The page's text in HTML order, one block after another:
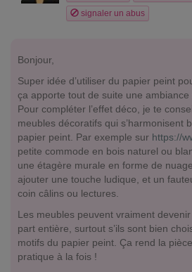
signaler un abus
Bonjour,
Super idée d’utiliser du papier peint
ça apporte tout de suite une ambiance
Pour compléter l’effet déco, je te
meubles décoratifs qui s’harmonisent
papier peint. Par exemple sur https://
petite commode en bois naturel ou
une étagère murale en forme de
ajouter une touche ludique, et un
coin câlins ou lectures.
Les meubles peuvent vraiment
part entière, surtout s’ils sont bien
motifs du papier peint. Ça rend la
pratique à la fois !